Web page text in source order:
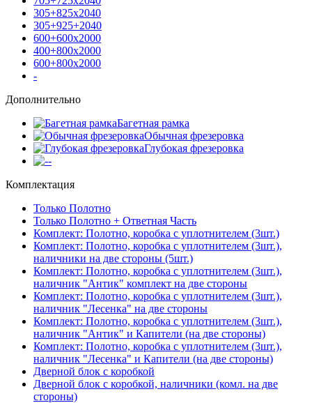
305+825х2040
305+925+2040
600+600х2000
400+800х2000
600+800х2000
-
Дополнительно
Багетная рамка
Обычная фрезеровка
Глубокая фрезеровка
-
Комплектация
Только Полотно
Только Полотно + Ответная Часть
Комплект: Полотно, коробка с уплотнителем (3шт.)
Комплект: Полотно, коробка с уплотнителем (3шт.),
наличники на две стороны (5шт.)
Комплект: Полотно, коробка с уплотнителем (3шт.),
наличник "Антик" комплект на две стороны
Комплект: Полотно, коробка с уплотнителем (3шт.),
наличник "Лесенка" на две стороны
Комплект: Полотно, коробка с уплотнителем (3шт.),
наличник "Антик" и Капители (на две стороны)
Комплект: Полотно, коробка с уплотнителем (3шт.),
наличник "Лесенка" и Капители (на две стороны)
Дверной блок с коробкой
Дверной блок с коробкой, наличники (комл. на две
стороны)